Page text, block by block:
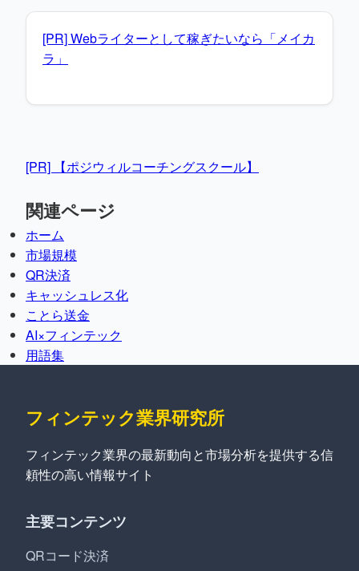
[PR] Webライターとして稼ぎたいなら「メイカ
ラ」
[PR] 【ポジウィルコーチングスクール】
関連ページ
ホーム
市場規模
QR決済
キャッシュレス化
ことら送金
AI×フィンテック
用語集
フィンテック業界研究所
フィンテック業界の最新動向と市場分析を提供する信
頼性の高い情報サイト
主要コンテンツ
QRコード決済